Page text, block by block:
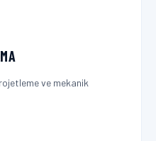
ve mekanik